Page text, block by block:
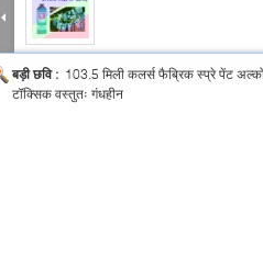
बड़ी छवि : 103.5 मिली कलर्स फैब्रिक स्प्रे पेंट
टॉक्सिक वस्तुतः गंधहीन